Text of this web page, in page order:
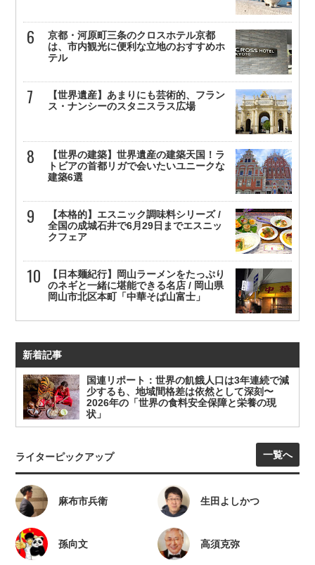
京都・河原町三条のクロスホテル京都
は、市内観光に便利な立地のおすすめホ
テル
【世界遺産】あまりにも芸術的、フラン
ス・ナンシーのスタニスラス広場
【世界の建築】世界遺産の建築天国！ラ
トビアの首都リガで会いたいユニークな
建築6選
【本格的】エスニック調味料シリーズ /
全国の成城石井で6月29日までエスニッ
クフェア
【日本麺紀行】岡山ラーメンをたっぷり
のネギと一緒に堪能できる名店 / 岡山県
岡山市北区本町「中華そば山富士」
新着記事
国連リポート：世界の飢餓人口は3年連続で減
少するも、地域間格差は依然として深刻〜
2026年の「世界の食料安全保障と栄養の現
状」
ライターピックアップ 一覧へ
麻布市兵衛 生田よしかつ
孫向文 高須克弥